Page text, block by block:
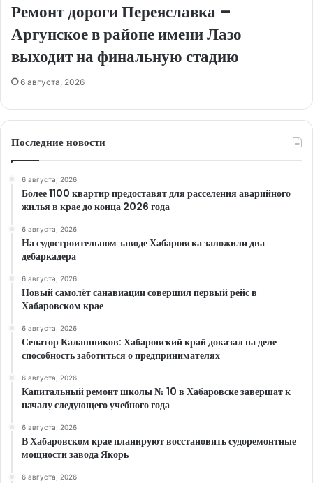
Ремонт дороги Переяславка –
Аргунское в районе имени Лазо
выходит на финальную стадию
6 августа, 2026
Последние новости
6 августа, 2026
Более 1100 квартир предоставят для расселения аварийного
жилья в крае до конца 2026 года
6 августа, 2026
На судостроительном заводе Хабаровска заложили два
дебаркадера
6 августа, 2026
Новый самолёт санавиации совершил первый рейс в
Хабаровском крае
6 августа, 2026
Сенатор Калашников: Хабаровский край доказал на деле
способность заботиться о предпринимателях
6 августа, 2026
Капитальный ремонт школы № 10 в Хабаровске завершат к
началу следующего учебного года
6 августа, 2026
В Хабаровском крае планируют восстановить судоремонтные
мощности завода Якорь
6 августа, 2026